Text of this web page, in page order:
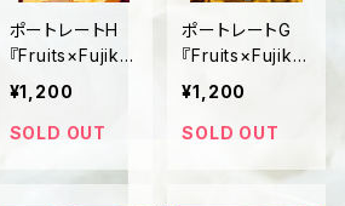
ポートレートH
『Fruits×Fujik
o』
¥1,200
SOLD OUT
ポートレートG
『Fruits×Fujik
o』
¥1,200
SOLD OUT